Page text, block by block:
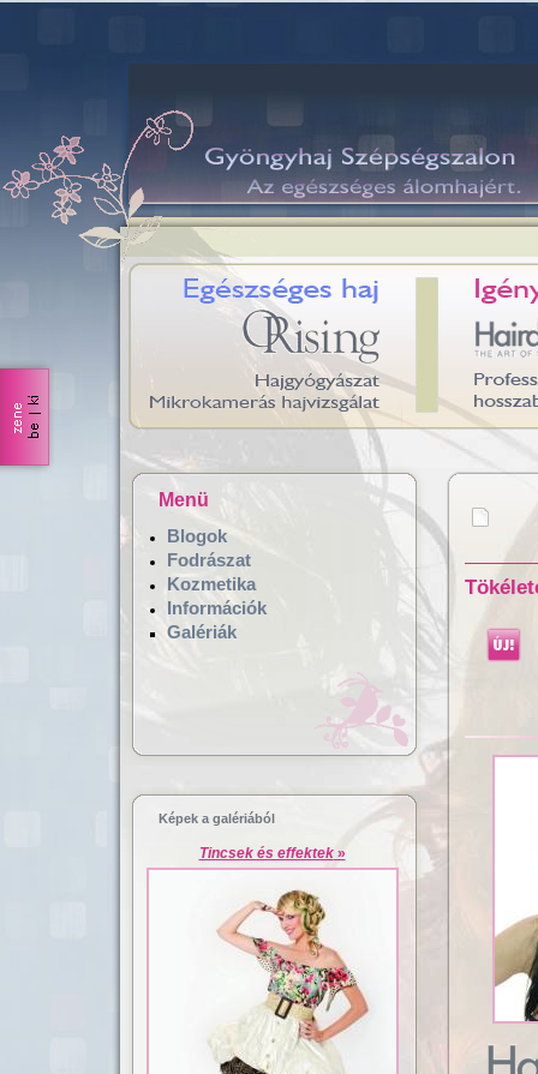
Hajgyógyászat,
mikrokamerás hajvizsgálat
Lézeres
Menü
Blogok
Fodrászat
Kozmetika
Információk
Galériák
Képek a galériából
Tincsek és effektek»